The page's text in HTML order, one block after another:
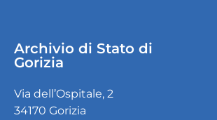
Archivio di Stato di
Gorizia
Via dell’Ospitale, 2
34170 Gorizia